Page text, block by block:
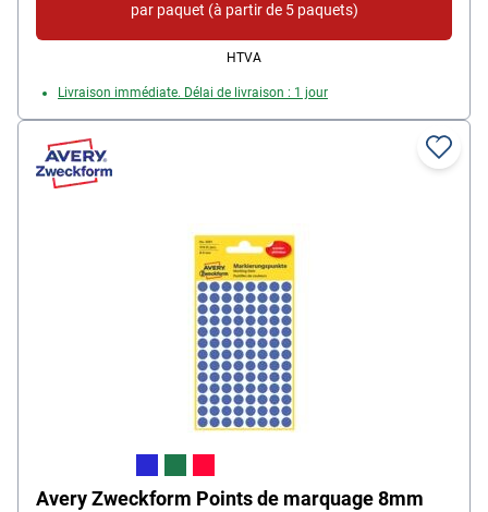
par paquet (à partir de 5 paquets)
HTVA
Livraison immédiate. Délai de livraison : 1 jour
Avery Zweckform Points de marquage 8mm